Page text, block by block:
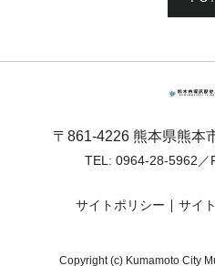
〒861-4226 熊本県熊本
TEL: 0964-28-5962
サイトポリシー サイ
Copyright (c) Kumamoto City